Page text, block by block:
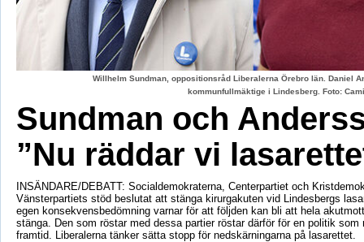
Willhelm Sundman, oppositionsråd Liberalerna Örebro län. Daniel
kommunfullmäktige i Lindesberg. Foto:
Sundman och
”Nu räddar vi
INSÄNDARE/DEBATT: Socialdemokraterna, Centerpartiet och
Vänsterpartiets stöd beslutat att stänga kirurgakuten vid Lindesbergs
egen konsekvensbedömning varnar för att följden kan bli att hela
stänga. Den som röstar med dessa partier röstar därför för en politik som
framtid. Liberalerna tänker sätta stopp för nedskärningarna på lasarettet.